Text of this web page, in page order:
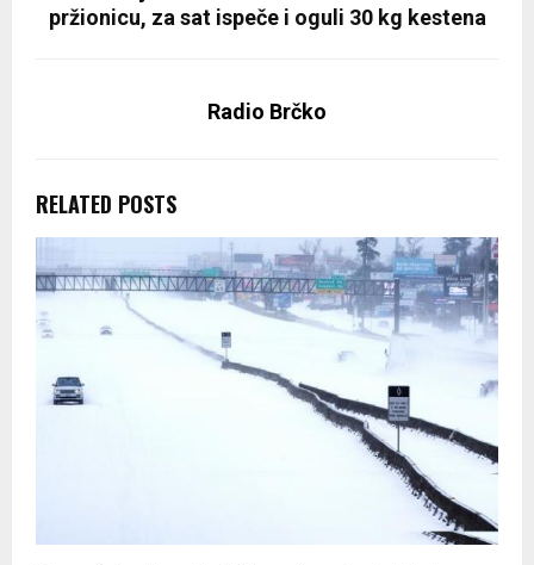
pržionicu, za sat ispeče i oguli 30 kg kestena
Radio Brčko
RELATED POSTS